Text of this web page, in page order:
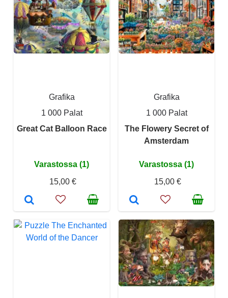
Grafika
1 000 Palat
Great Cat Balloon Race
Varastossa (1)
15,00 €
Grafika
1 000 Palat
The Flowery Secret of
Amsterdam
Varastossa (1)
15,00 €